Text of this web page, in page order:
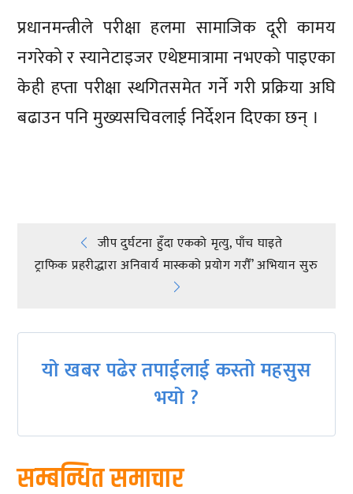
प्रधानमन्त्रीले परीक्षा हलमा सामाजिक दूरी कामय
नगरेको र स्यानेटाइजर एथेष्टमात्रामा नभएको पाइएका
केही हप्ता परीक्षा स्थगितसमेत गर्ने गरी प्रक्रिया अघि
बढाउन पनि मुख्यसचिवलाई निर्देशन दिएका छन् ।
Post
navigation
जीप दुर्घटना हुँदा एकको मृत्यु, पाँच घाइते
ट्राफिक प्रहरीद्धारा अनिवार्य मास्कको प्रयोग गरौँ’ अभियान सुरु
यो खबर पढेर तपाईलाई कस्तो महसुस
भयो ?
सम्बन्धित समाचार